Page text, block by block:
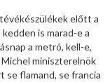
előtt a
is marad-e a
a metró, kell-e,
miniszterelnök
se flamand, se francia